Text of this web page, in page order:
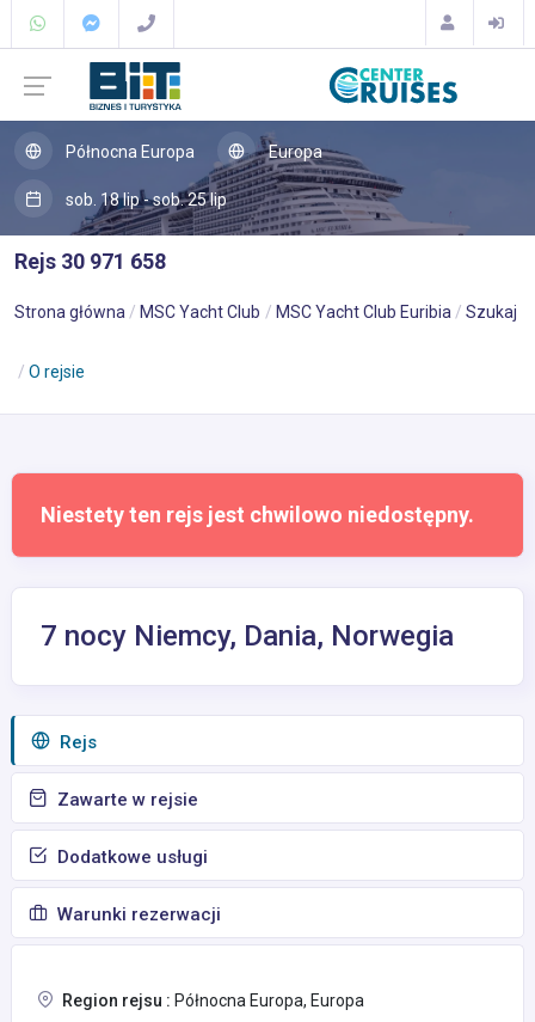
Północna Europa Europa
sob. 18 lip - sob. 25 lip
Rejs 30 971 658
Strona główna MSC Yacht Club MSC Yacht Club Euribia Szukaj
O rejsie
Niestety ten rejs jest chwilowo niedostępny.
7 nocy Niemcy, Dania, Norwegia
Rejs
Zawarte w rejsie
Dodatkowe usługi
Warunki rezerwacji
Region rejsu : Północna Europa, Europa